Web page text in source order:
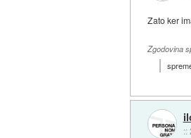
Zato ker
Zgodovina
::